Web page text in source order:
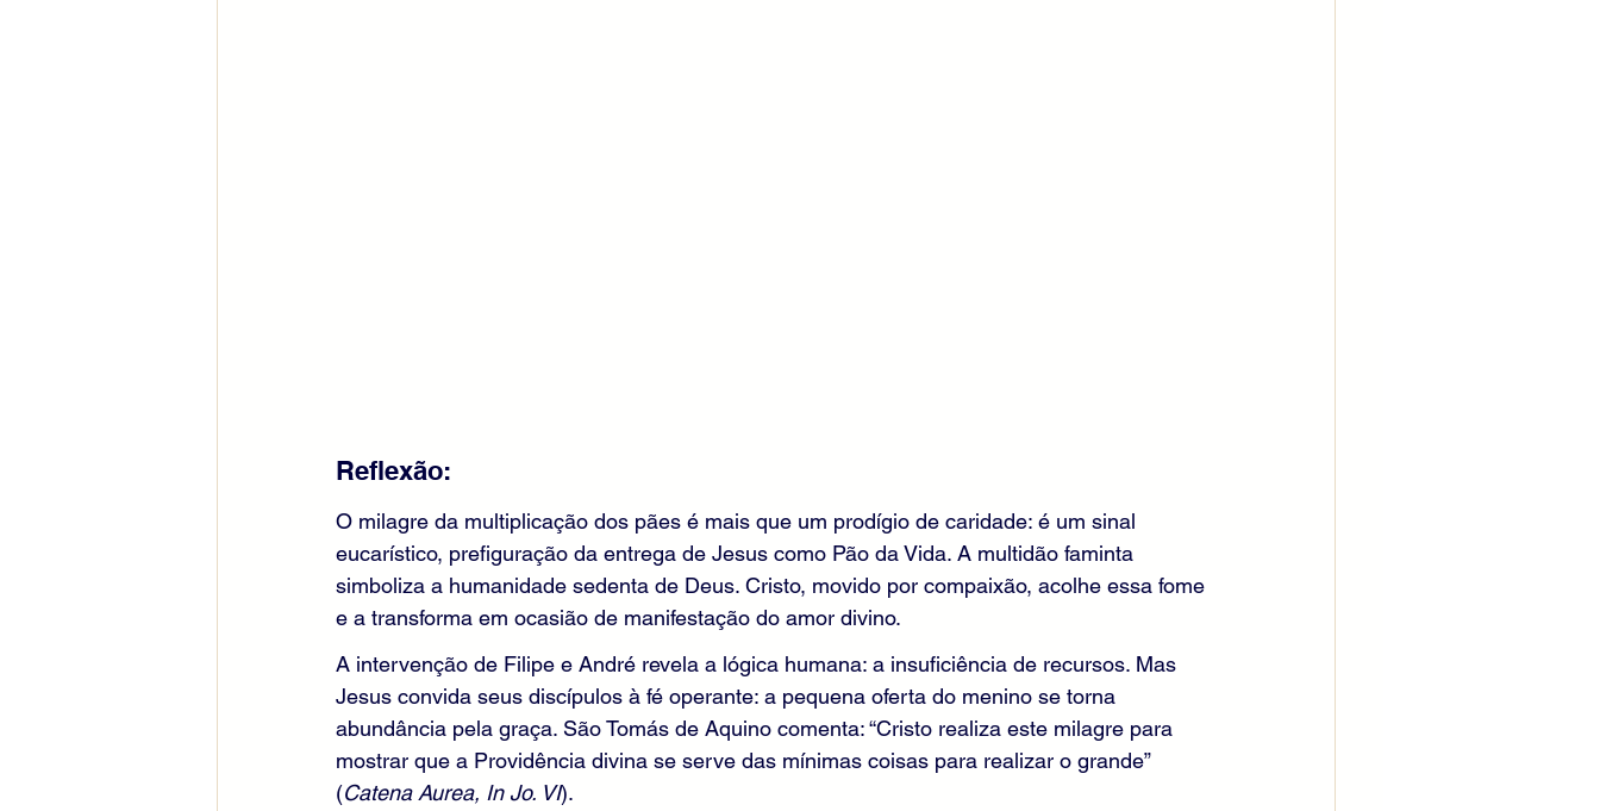
Reflexão:
O milagre da multiplicação dos pães é mais que um prodígio de caridade: é um sinal
eucarístico, prefiguração da entrega de Jesus como Pão da Vida. A multidão faminta
simboliza a humanidade sedenta de Deus. Cristo, movido por compaixão, acolhe essa fome
e a transforma em ocasião de manifestação do amor divino.
A intervenção de Filipe e André revela a lógica humana: a insuficiência de recursos. Mas
Jesus convida seus discípulos à fé operante: a pequena oferta do menino se torna
abundância pela graça. São Tomás de Aquino comenta: “Cristo realiza este milagre para
mostrar que a Providência divina se serve das mínimas coisas para realizar o grande”
(Catena Aurea, In Jo. VI).